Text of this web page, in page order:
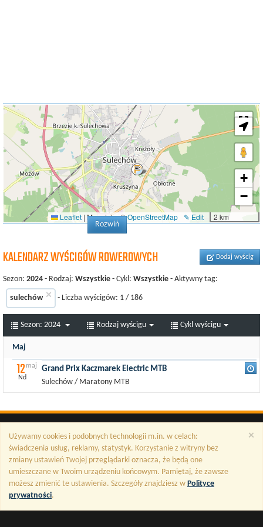
+
−
2 km
✎ Edit
Leaflet | Map data: ©OpenStreetMap
Rozwiń
KALENDARZ WYŚCIGÓW ROWEROWYCH Dodaj wyścig
Sezon: 2024 - Rodzaj: Wszystkie - Cykl: Wszystkie - Aktywny tag:
sulechów × - Liczba wyścigów: 1 / 186
Sezon: 2024 Rodzaj wyścigu Cykl wyścigu
Maj
12 maj
Nd
Grand Prix Kaczmarek Electric MTB
Sulechów / Maratony MTB
×
Używamy cookies i podobnych technologii m.in. w celach:
świadczenia usług, reklamy, statystyk. Korzystanie z witryny bez
zmiany ustawień Twojej przeglądarki oznacza, że będą one
umieszczane w Twoim urządzeniu końcowym. Pamiętaj, że zawsze
możesz zmienić te ustawienia. Szczegóły znajdziesz w Polityce
prywatności.